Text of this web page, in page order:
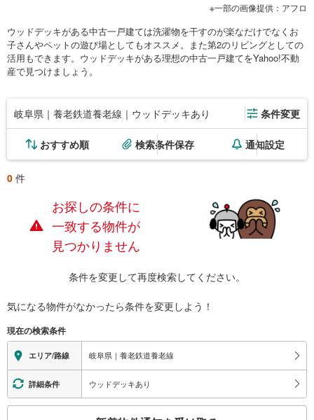
一部の画像提供：アフロ
ウッドデッキがある中古一戸建ては洗濯物を干すのが楽なだけでなくお
子さんやペットの遊び場としてもオススメ。また第2のリビングとしての
活用もできます。ウッドデッキがある理想の中古一戸建てをYahoo!不動
産で見つけましょう。
岐阜県｜養老鉄道養老線｜ウッドデッキあり 条件変更
おすすめ順 検索条件保存 通知設定
0 件
お探しの条件に
一致する物件が
見つかりません
条件を変更して再度検索してください。
気になる物件がなかったら条件を変更しよう！
現在の検索条件
エリア/路線 岐阜県｜養老鉄道養老線
詳細条件 ウッドデッキあり